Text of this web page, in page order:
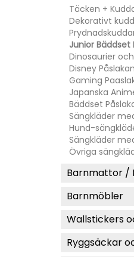
Täcken +
Dekorativt
Junior Bäddset
Dinosaurier
Disney
Gaming
Japanska
Bäddset
Sängkläder
Hund-
Sängkläder
Övriga
Barnmattor /
Barnmöbler
Wallstickers
Ryggsäckar